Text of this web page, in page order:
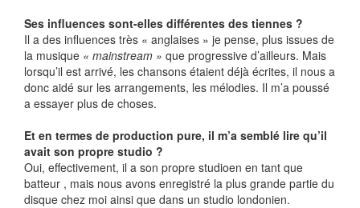
Ses influences sont-elles différentes des tiennes ?
Il a des influences très « anglaises » je pense, plus issues de
la musique « mainstream » que progressive d’ailleurs. Mais
lorsqu’il est arrivé, les chansons étaient déjà écrites, il nous a
donc aidé sur les arrangements, les mélodies. Il m’a poussé
a essayer plus de choses.
Et en termes de production pure, il m’a semblé lire qu’il
avait son propre studio ?
Oui, effectivement, il a son propre studioen en tant que
batteur , mais nous avons enregistré la plus grande partie du
disque chez moi ainsi que dans un studio londonien.